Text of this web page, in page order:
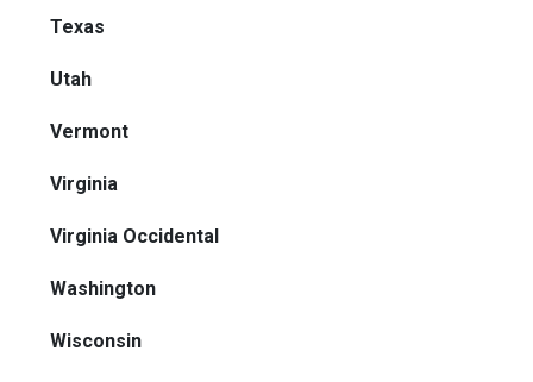
Texas
Utah
Vermont
Virginia
Virginia Occidental
Washington
Wisconsin